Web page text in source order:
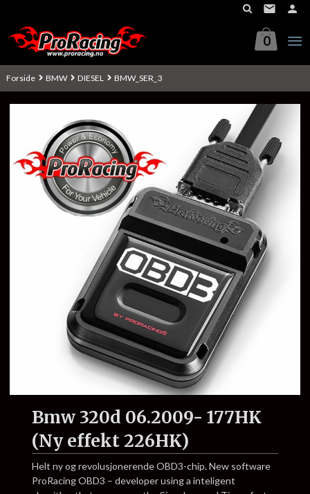
innholdet
0
Forside BMW DIESEL BMW_SER_3
Bmw 320d 06.2009- 177HK
(Ny effekt 226HK)
Helt ny og revolusjonerende OBD3-chip. New software
ProRacing OBD3 – developer using a inteligent